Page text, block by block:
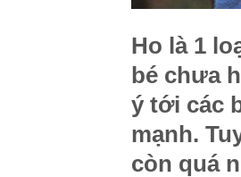
Ho là 1
bé chưa
ý tới các
mạnh.
còn quá